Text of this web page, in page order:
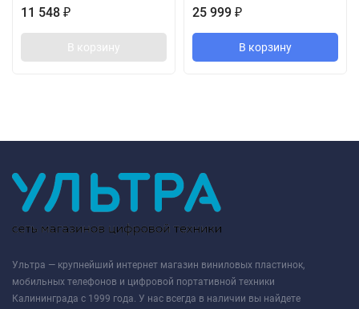
11 548 ₽
В корзину
25 999 ₽
В корзину
Ультра — крупнейший интернет магазин виниловых пластинок,
мобильных телефонов и цифровой портативной техники
Калининграда с 1999 года. У нас всегда в наличии вы найдете